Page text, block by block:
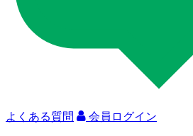
よくある質問 会員ログイン